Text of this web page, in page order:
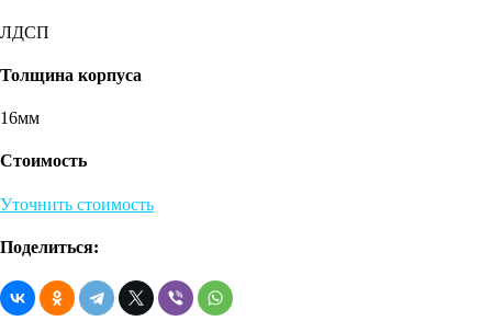
ЛДСП
Толщина корпуса
16мм
Стоимость
Уточнить стоимость
Поделиться: